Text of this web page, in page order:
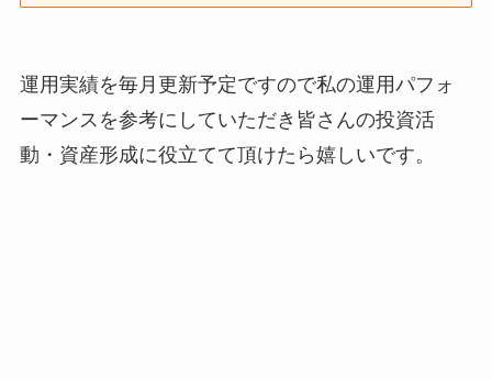
運用実績を毎月更新予定ですので私の運用パフォ
ーマンスを参考にしていただき皆さんの投資活
動・資産形成に役立てて頂けたら嬉しいです。